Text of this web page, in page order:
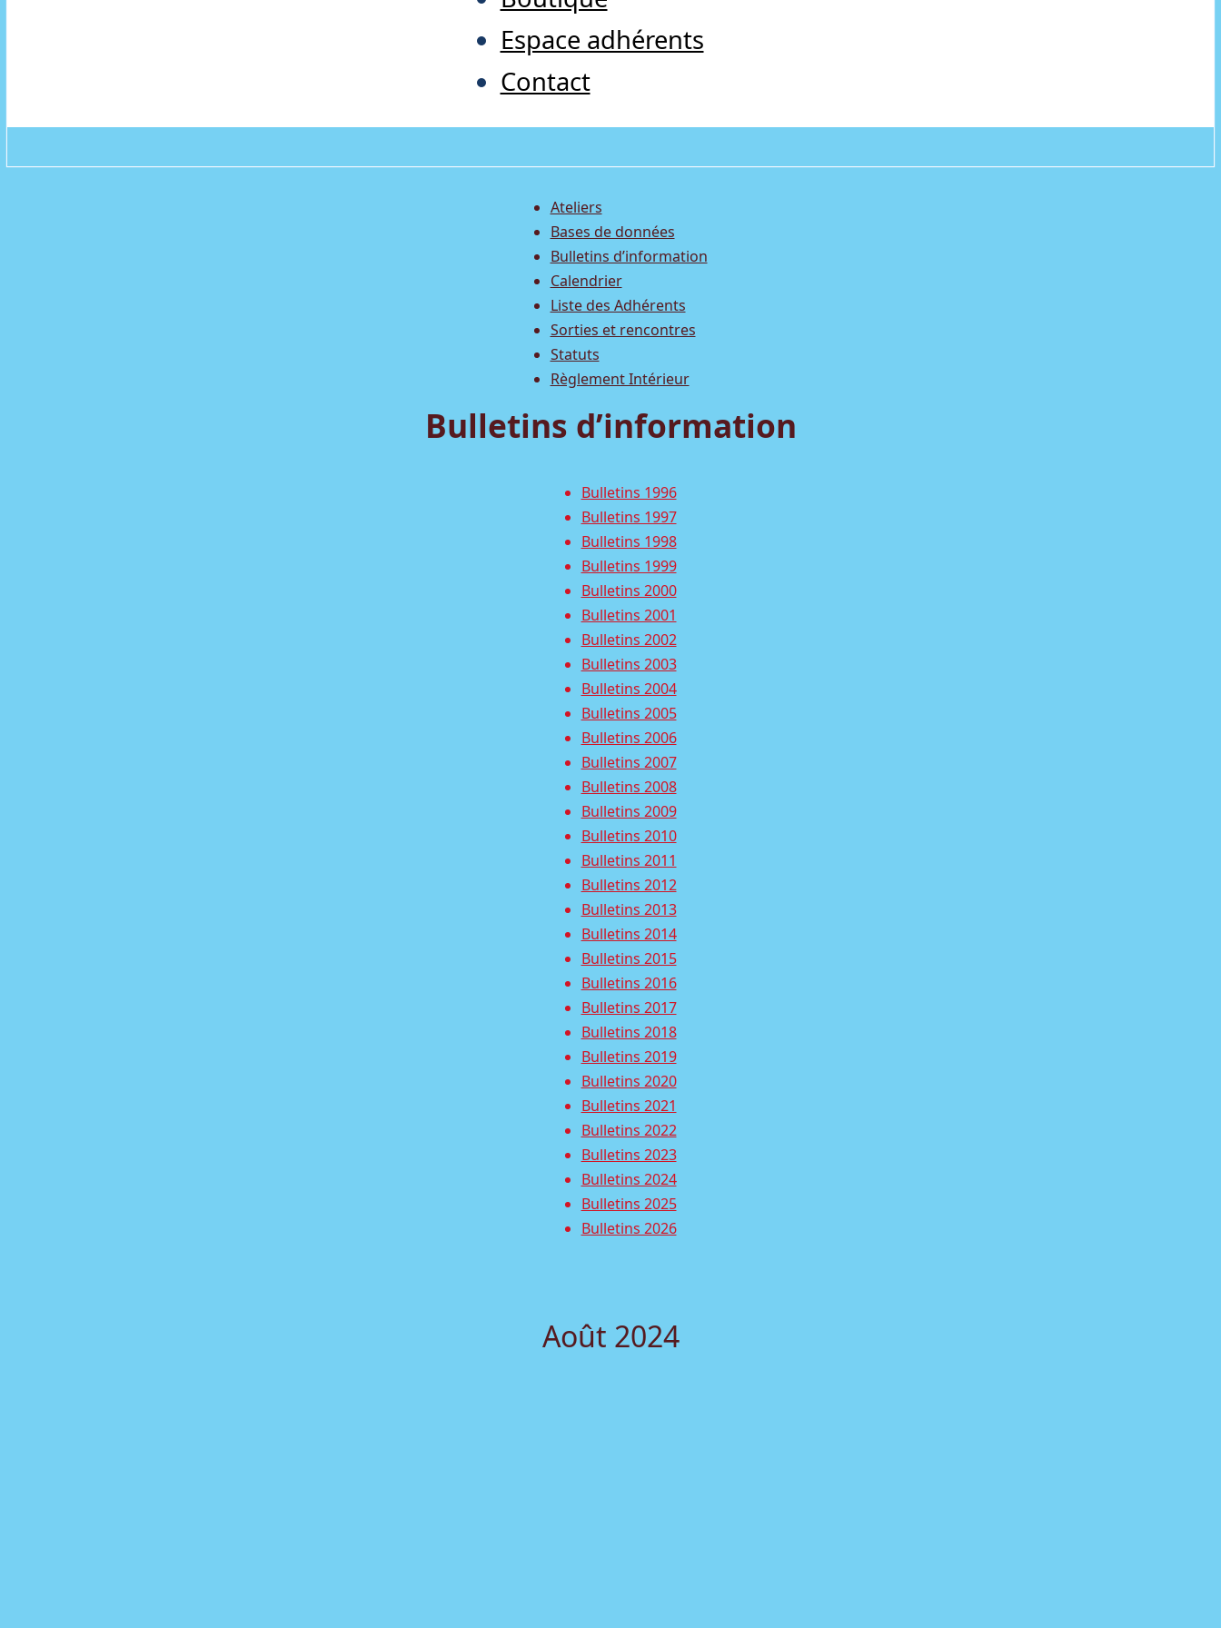
Espace adhérents
Contact
Ateliers
Bases de données
Bulletins d’information
Calendrier
Liste des Adhérents
Sorties et rencontres
Statuts
Règlement Intérieur
Bulletins d’information
Bulletins 1996
Bulletins 1997
Bulletins 1998
Bulletins 1999
Bulletins 2000
Bulletins 2001
Bulletins 2002
Bulletins 2003
Bulletins 2004
Bulletins 2005
Bulletins 2006
Bulletins 2007
Bulletins 2008
Bulletins 2009
Bulletins 2010
Bulletins 2011
Bulletins 2012
Bulletins 2013
Bulletins 2014
Bulletins 2015
Bulletins 2016
Bulletins 2017
Bulletins 2018
Bulletins 2019
Bulletins 2020
Bulletins 2021
Bulletins 2022
Bulletins 2023
Bulletins 2024
Bulletins 2025
Bulletins 2026
Août 2024